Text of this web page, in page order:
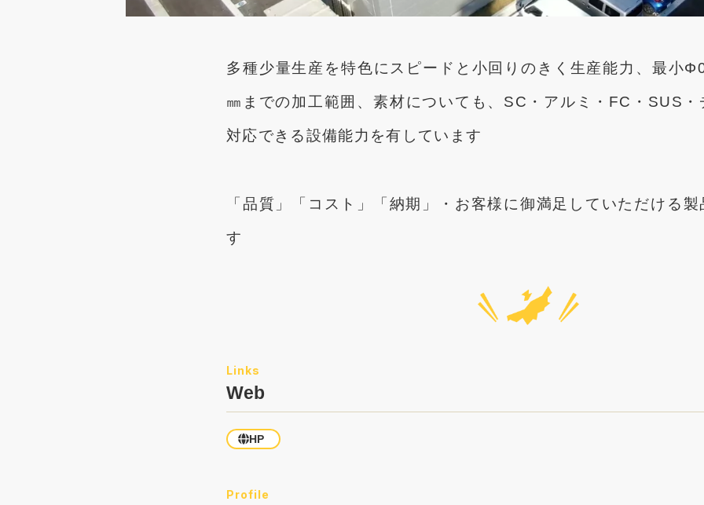
多種少量生産を特色にスピードと小回りのきく生産能力、最小
㎜までの加工範囲、素材についても、SC・アルミ・FC・SUS・
対応できる設備能力を有しています
「品質」「コスト」「納期」・お客様に御満足していただける製
す
Web
HP